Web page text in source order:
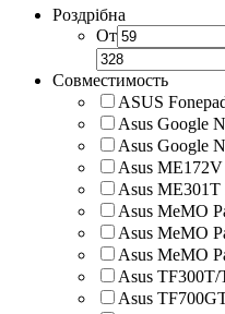
Роздрібна
От
Совместимость
ASUS
Asus Google
Asus Google
Asus
Asus
Asus MeMO
Asus MeMO
Asus MeMO
Asus
Asus